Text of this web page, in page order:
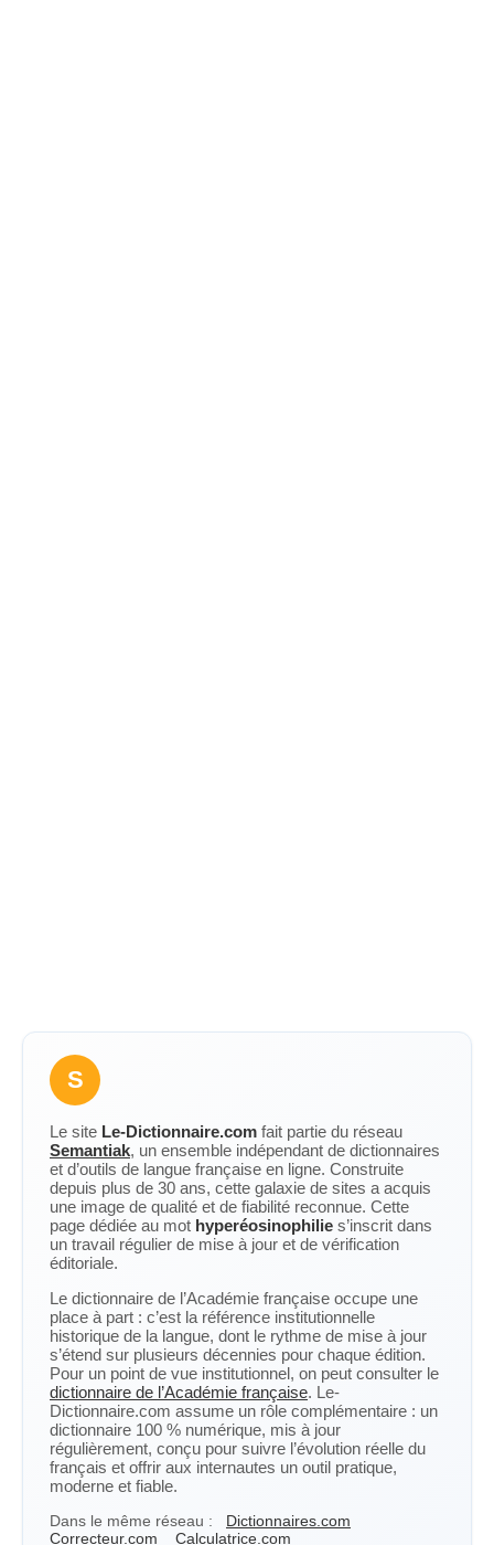
S
Le site Le-Dictionnaire.com fait partie du réseau
Semantiak, un ensemble indépendant de dictionnaires
et d’outils de langue française en ligne. Construite
depuis plus de 30 ans, cette galaxie de sites a acquis
une image de qualité et de fiabilité reconnue. Cette
page dédiée au mot hyperéosinophilie s’inscrit dans
un travail régulier de mise à jour et de vérification
éditoriale.
Le dictionnaire de l’Académie française occupe une
place à part : c’est la référence institutionnelle
historique de la langue, dont le rythme de mise à jour
s’étend sur plusieurs décennies pour chaque édition.
Pour un point de vue institutionnel, on peut consulter le
dictionnaire de l’Académie française. Le-
Dictionnaire.com assume un rôle complémentaire : un
dictionnaire 100 % numérique, mis à jour
régulièrement, conçu pour suivre l’évolution réelle du
français et offrir aux internautes un outil pratique,
moderne et fiable.
Dans le même réseau :
Dictionnaires.com
Correcteur.com
Calculatrice.com